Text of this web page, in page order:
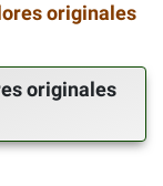
originales
originales